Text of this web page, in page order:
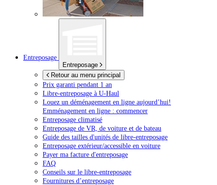
Entreposage
Entreposage
Retour au menu principal
Prix garanti pendant 1 an
Libre-entreposage à U-Haul
Louez un déménagement en ligne aujourd’hui!
Emménagement en ligne : commencer
Entreposage climatisé
Entreposage de VR, de voiture et de bateau
Guide des tailles d'unités de libre-entreposage
Entreposage extérieur/accessible en voiture
Payer ma facture d'entreposage
FAQ
Conseils sur le libre-entreposage
Fournitures d’entreposage